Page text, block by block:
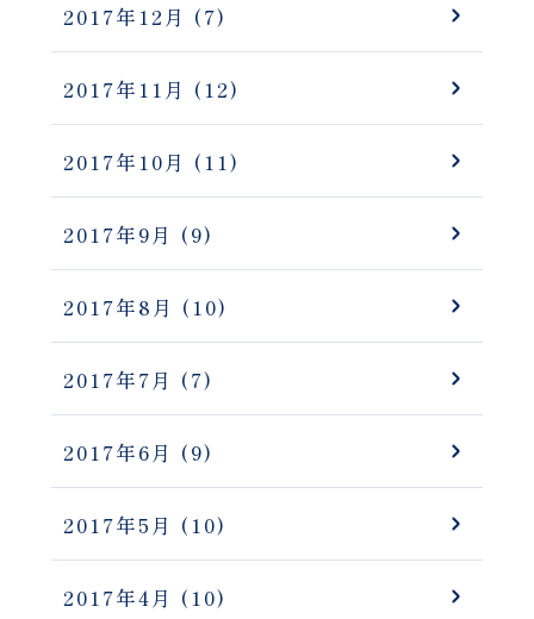
2017年12月 (7)
2017年11月 (12)
2017年10月 (11)
2017年9月 (9)
2017年8月 (10)
2017年7月 (7)
2017年6月 (9)
2017年5月 (10)
2017年4月 (10)